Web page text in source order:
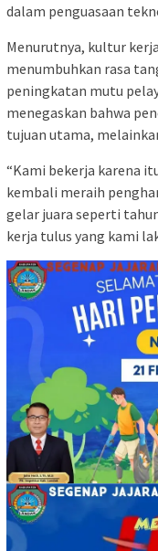
dalam penguasaan
Menurutnya, kultur
menumbuhkan rasa
peningkatan mutu
menegaskan bahwa
tujuan utama,
“Kami bekerja karena
kembali meraih
gelar juara seperti
kerja tulus yang kami